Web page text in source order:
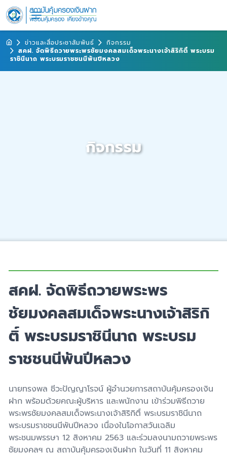
ข่าวและสื่อประชาสัมพันธ์
กิจกรรม
สคฝ. จัดพิธีถวายพระพรชัยมงคลสมเด็จพระนางเจ้าสิริกิติ์ พระบรม
ราชินีนาถ พระบรมราชชนนีพันปีหลวง
กิจกรรม
สคฝ. จัดพิธีถวายพระพร
ชัยมงคลสมเด็จพระนางเจ้าสิริกิ
ติ์ พระบรมราชินีนาถ พระบรม
ราชชนนีพันปีหลวง
นายทรงพล ชีวะปัญญาโรจน์ ผู้อำนวยการสถาบันคุ้มครองเงิน
ฝาก พร้อมด้วยคณะผู้บริหาร และพนักงาน เข้าร่วมพิธีถวาย
พระพรชัยมงคลสมเด็จพระนางเจ้าสิริกิติ์ พระบรมราชินีนาถ
พระบรมราชชนนีพันปีหลวง เนื่องในโอกาสวันเฉลิม
พระชนมพรรษา 12 สิงหาคม 2563 และร่วมลงนามถวายพระพร
ชัยมงคลฯ ณ สถาบันคุ้มครองเงินฝาก ในวันที่ 11 สิงหาคม